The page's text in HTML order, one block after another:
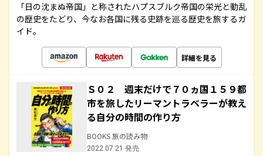
「日の沈まぬ帝国」と称されたハプスブルク帝国の栄光と動乱
の歴史をたどり、今なお各国に残る史跡を巡る歴史を旅するガ
イド。
詳細を見る
Ｓ０２ 週末だけで７０ヵ国１５９都
市を旅したリーマントラベラーが教え
る自分の時間の作り方
BOOKS 旅の読み物
2022.07.21 発売